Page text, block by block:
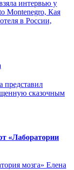
интервью у
Montenegro, Кая
в России,
представил
сказочным
«Лаборатории
мозга» Елена